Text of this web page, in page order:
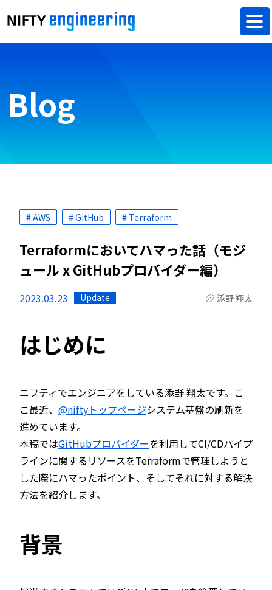
Blog
# AWS # GitHub # Terraform
Terraformにおいてハマった話（モジ
ュール x GitHubプロバイダー編）
2023.03.23 Update 添野 翔太
はじめに
ニフティでエンジニアをしている添野 翔太です。こ
こ最近、 @niftyトップページシステム基盤の刷新を
進めています。
本稿ではGitHubプロバイダーを利用してCI/CDパイプ
ラインに関するリソースをTerraformで管理しようと
した際にハマったポイント、そしてそれに対する解決
方法を紹介します。
背景